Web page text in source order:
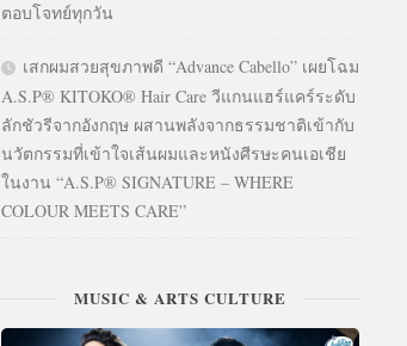
ตอบโจทย์ทุกวัน
เสกผมสวยสุขภาพดี “Advance Cabello” เผยโฉม
A.S.P® KITOKO® Hair Care วีแกนแฮร์แคร์ระดับ
ลักชัวรีจากอังกฤษ ผสานพลังจากธรรมชาติเข้ากับ
นวัตกรรมที่เข้าใจเส้นผมและหนังศีรษะคนเอเชีย
ในงาน “A.S.P® SIGNATURE – WHERE
COLOUR MEETS CARE”
MUSIC & ARTS CULTURE